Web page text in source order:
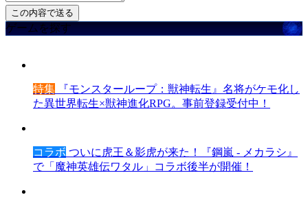
ゲームを探す
特集 『モンスターループ：獣神転生』名将がケモ化し
た異世界転生×獣神進化RPG。事前登録受付中！
コラボ ついに虎王＆影虎が来た！『鋼嵐 - メカラシ』
で「魔神英雄伝ワタル」コラボ後半が開催！